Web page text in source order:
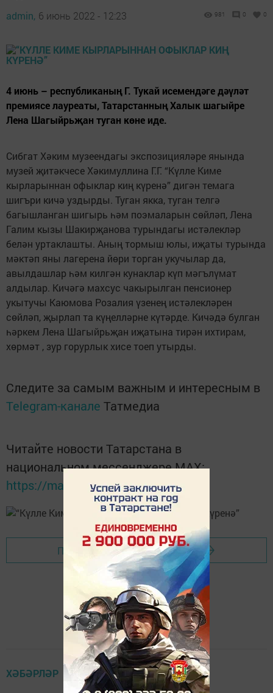
admin, 6 июнь 2022 - 12:23 981 0 0
4 июнь – республиканың Г. Тукай исемендәге дәүләт
премиясе лауреаты, Татарстанның Халык шагыйре
Лена Шагыйрьҗан туган көне иде.
Сибгат Хәким музеендагы экспозицияләре янында
музей җитәкчесе Хәкимуллина Г.Г. “Күлле Киме
кырларыннан офыклар киң күренә” дигән темага
шигъри кичә уздырды. Туган якка, туган телгә
багышланган шигырь һәм поэмаларын сөйләп, Лена
Галим кызы Шакирҗанова турындагы истәлекләр
белән уртаклашты. Аның тормыш юлы, иҗаты турында
мәктәп яны лагерена йөри торган укучылар да,
авылдашлар һәм килгән кунаклар күп мәгълүмат
алдылар. Кичәгә махсус чакырылган пенсионер
укытучы Каюмова Розалия үзенең истәлекләрен
сөйләп, җырлап та күңелләрне күтәрде. Кичәдә булган
һәркем Лена Шагыйрьҗан иҗатына тирән ихтирам,
хөрмәт , зур горурлык хисе тоеп утырды.
Следите за самым важным и интересным в
Telegram-канале Татмедиа
Читайте новости Татарстана в
национальном мессенджере MАХ:
https://max.ru/tatmedia
Перейти на страницу новости
ХӘБӘРЛӘР